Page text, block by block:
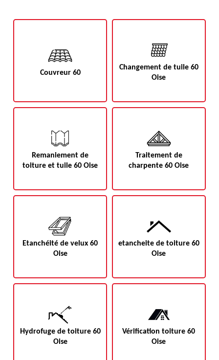
Couvreur 60
Changement de tuile 60
Oise
Remaniement de
toiture et tuile 60 Oise
Traitement de
charpente 60 Oise
Etanchéité de velux 60
Oise
etancheite de toiture 60
Oise
Hydrofuge de toiture 60
Oise
Vérification toiture 60
Oise